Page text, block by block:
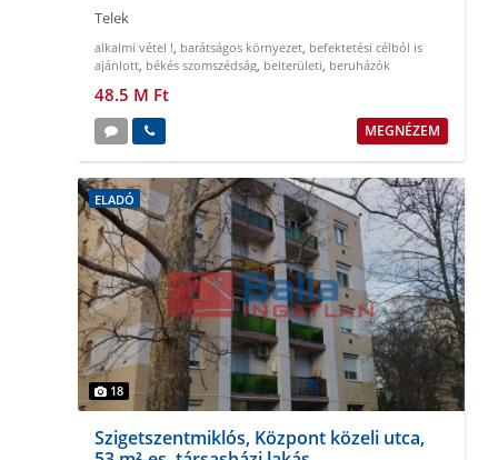
Telek
alkalmi vétel !, barátságos környezet, befektetési célból is
ajánlott, békés szomszédság, belterületi, beruházók
48.5 M Ft
MEGNÉZEM
ELADÓ
18
Szigetszentmiklós, Központ közeli utca,